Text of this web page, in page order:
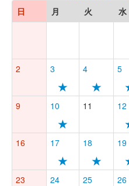
日
月 火 水
2 3
★
4
★
5
9 10
★
11 12
16 17
★
18
★
19
23 24 25 26